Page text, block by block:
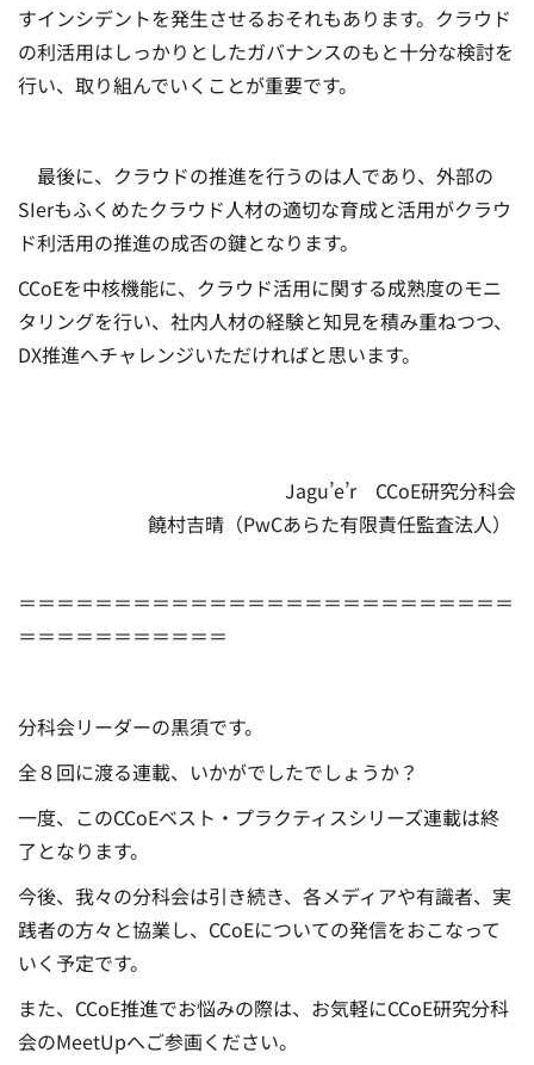
すインシデントを発生させるおそれもあります。クラウド
の利活用はしっかりとしたガバナンスのもと十分な検討を
行い、取り組んでいくことが重要です。
最後に、クラウドの推進を行うのは人であり、外部の
SIerもふくめたクラウド人材の適切な育成と活用がクラウ
ド利活用の推進の成否の鍵となります。
CCoEを中核機能に、クラウド活用に関する成熟度のモニ
タリングを行い、社内人材の経験と知見を積み重ねつつ、
DX推進へチャレンジいただければと思います。
Jagu’e’r CCoE研究分科会
饒村吉晴（PwCあらた有限責任監査法人）
＝＝＝＝＝＝＝＝＝＝＝＝＝＝＝＝＝＝＝＝＝＝＝＝＝＝
＝＝＝＝＝＝＝＝＝＝＝
分科会リーダーの黒須です。
全８回に渡る連載、いかがでしたでしょうか？
一度、このCCoEベスト・プラクティスシリーズ連載は終
了となります。
今後、我々の分科会は引き続き、各メディアや有識者、実
践者の方々と協業し、CCoEについての発信をおこなって
いく予定です。
また、CCoE推進でお悩みの際は、お気軽にCCoE研究分科
会のMeetUpへご参画ください。